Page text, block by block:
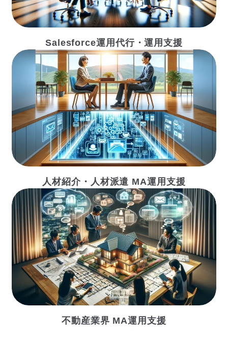
Salesforce運用代行・運用支援
人材紹介・人材派遣 MA運用支援
不動産業界 MA運用支援